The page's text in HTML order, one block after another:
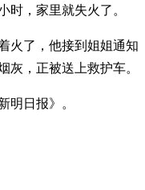
时，家里就失火了。
火了，他接到姐姐通知
灰，正被送上救护车。
明日报》。